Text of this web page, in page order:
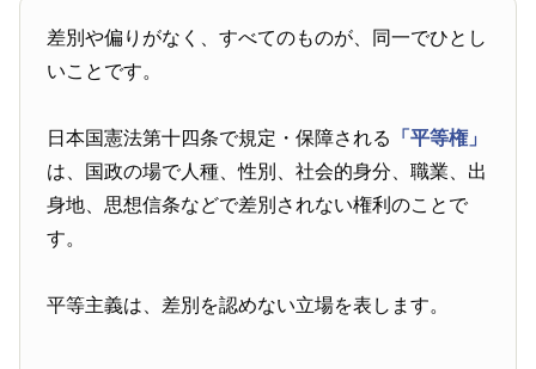
差別や偏りがなく、すべてのものが、同一でひとし
いことです。
日本国憲法第十四条で規定・保障される
「平等権」
は、国政の場で人種、性別、社会的身分、職業、出
身地、思想信条などで差別されない権利のことで
す。
平等主義は、差別を認めない立場を表します。